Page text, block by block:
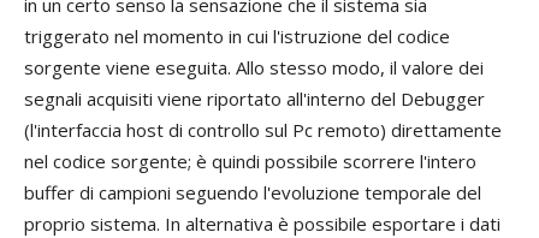
in un certo senso la sensazione che il sistema sia
triggerato nel momento in cui l'istruzione del codice
sorgente viene eseguita. Allo stesso modo, il valore dei
segnali acquisiti viene riportato all'interno del Debugger
(l'interfaccia host di controllo sul Pc remoto) direttamente
nel codice sorgente; è quindi possibile scorrere l'intero
buffer di campioni seguendo l'evoluzione temporale del
proprio sistema. In alternativa è possibile esportare i dati